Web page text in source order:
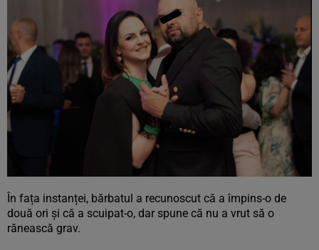
În fața instanței, bărbatul a recunoscut că a împins-o de
două ori și că a scuipat-o, dar spune că nu a vrut să o
rănească grav.